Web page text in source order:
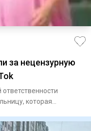
за нецензурную
которая